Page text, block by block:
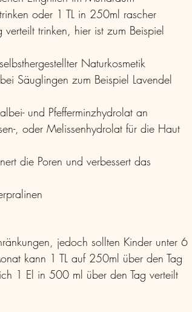
oder 1 TL in 250ml rascher
trinken, hier ist zum Beispiel
Naturkosmetik
Säuglingen zum Beispiel Lavendel
und Pfefferminzhydrolat an
, oder Melissenhydrolat für die Haut
die Poren und verbessert das
jedoch sollten Kinder unter 6
kann 1 TL auf 250ml über den Tag
1 El in 500 ml über den Tag verteilt